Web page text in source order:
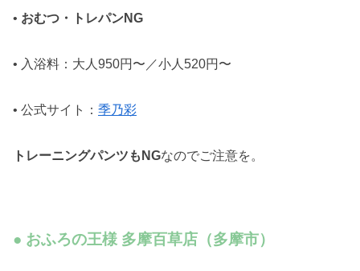
• おむつ・トレパンNG
• 入浴料：大人950円〜／小人520円〜
• 公式サイト： 季乃彩
トレーニングパンツもNGなのでご注意を。
● おふろの王様 多摩百草店（多摩市）